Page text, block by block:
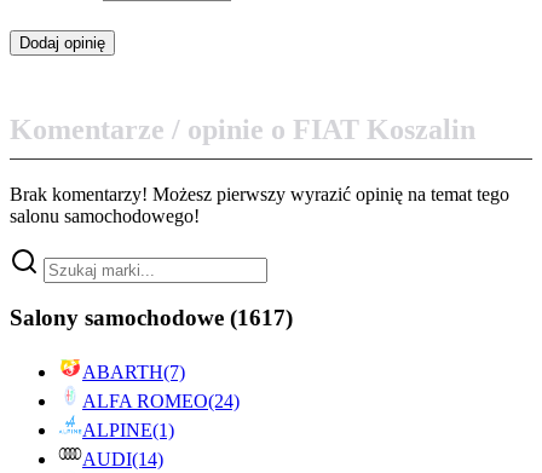
Komentarze / opinie o FIAT Koszalin
Brak komentarzy! Możesz pierwszy wyrazić opinię na temat tego
salonu samochodowego!
Salony samochodowe (1617)
ABARTH(7)
ALFA ROMEO(24)
ALPINE(1)
AUDI(14)